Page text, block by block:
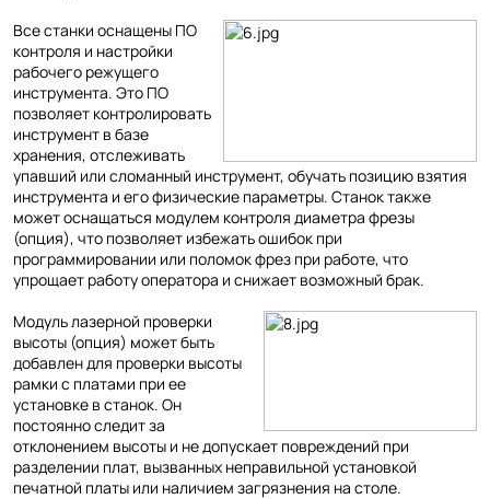
Все станки оснащены ПО
контроля и настройки
рабочего режущего
инструмента. Это ПО
позволяет контролировать
инструмент в базе
хранения, отслеживать
упавший или сломанный инструмент, обучать позицию взятия
инструмента и его физические параметры. Станок также
может оснащаться модулем контроля диаметра фрезы
(опция), что позволяет избежать ошибок при
программировании или поломок фрез при работе, что
упрощает работу оператора и снижает возможный брак.
Модуль лазерной проверки
высоты (опция) может быть
добавлен для проверки высоты
рамки с платами при ее
установке в станок. Он
постоянно следит за
отклонением высоты и не допускает повреждений при
разделении плат, вызванных неправильной установкой
печатной платы или наличием загрязнения на столе.